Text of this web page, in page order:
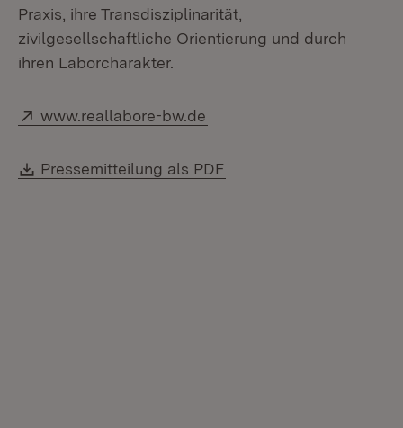
Praxis, ihre Transdisziplinarität,
zivilgesellschaftliche Orientierung und durch
ihren Laborcharakter.
Extern:
www.reallabore-bw.de
Download:
Pressemitteilung als PDF